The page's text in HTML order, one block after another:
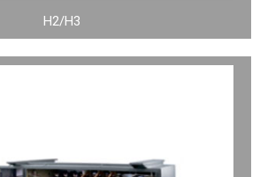
H2/H3